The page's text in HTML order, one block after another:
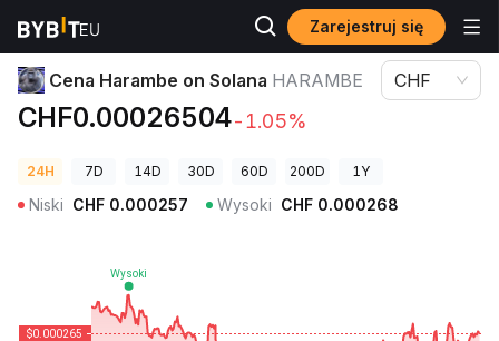
Zarejestruj się
Ceny kryptowalut Cena Harambe on Solana HARAMBE
Cena Harambe on Solana HARAMBE
CHF0.00026504-1.05%
CHF
24H 7D 14D 30D 60D 200D 1Y
Niski CHF 0.000257 Wysoki CHF 0.000268